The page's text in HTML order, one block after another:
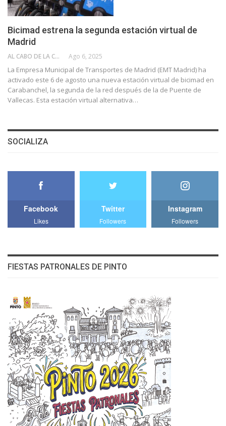
Bicimad estrena la segunda estación virtual de
Madrid
AL CABO DE LA CALLE Ago 6, 2025
La Empresa Municipal de Transportes de Madrid (EMT Madrid) ha
activado este 6 de agosto una nueva estación virtual de bicimad en
Carabanchel, la segunda de la red después de la de Puente de
Vallecas. Esta estación virtual alternativa…
SOCIALIZA
Facebook
Likes
Twitter
Followers
Instagram
Followers
FIESTAS PATRONALES DE PINTO